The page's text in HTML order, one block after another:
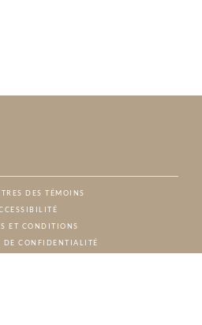
DES TÉMOINS
ET CONDITIONS
DE CONFIDENTIALITÉ